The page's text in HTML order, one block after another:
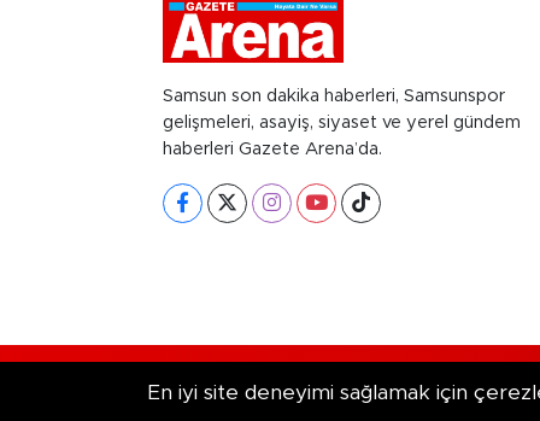
Samsun son dakika haberleri, Samsunspor
gelişmeleri, asayiş, siyaset ve yerel gündem
haberleri Gazete Arena’da.
RSS Copyright © 2026. Her hakkı
En iyi site deneyimi sağlamak için